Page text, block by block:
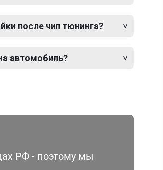
после чип тюнинга?
автомобиль?
РФ - поэтому мы